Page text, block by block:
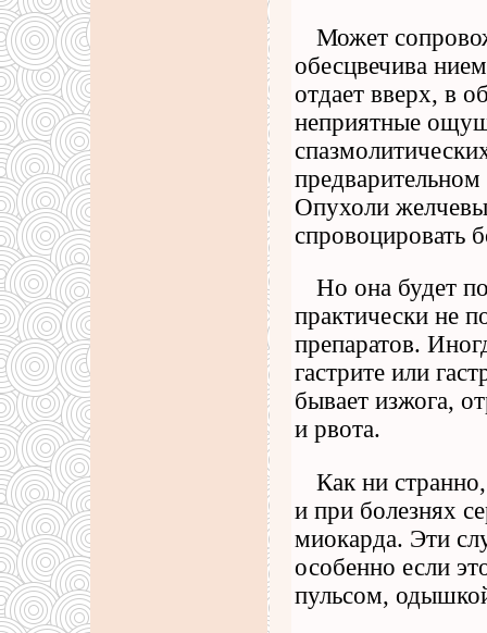
Может
обесцвечива
отдает вверх, в
неприятные
предварительном
Опухоли
спровоцировать
Но она будет
практически не
препаратов.
гастрите или
бывает изжога,
и рвота.
Как ни
и при болезнях
миокарда. Эти
особенно если
пульсом,